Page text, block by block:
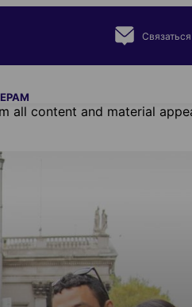
all content and material